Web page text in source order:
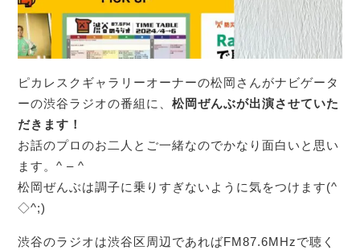
ピカレスクギャラリーオーナーの松岡さんがナビゲータ
ーの渋谷ラジオの番組に、松岡ぜんぶが出演させていた
だきます！
お話のプロのお二人とご一緒なのでかなり面白いと思い
ます。^ – ^
松岡ぜんぶは調子に乗りすぎないように気をつけます(^
◇^;)
渋谷のラジオは渋谷区周辺であればFM87.6MHzで聴く